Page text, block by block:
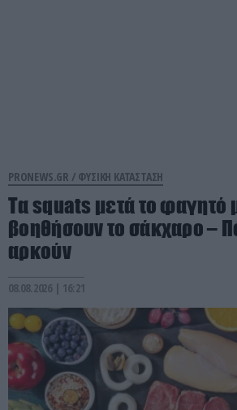
PRONEWS.GR / ΦΥΣΙΚΗ ΚΑΤΑΣΤΑΣΗ
Τα squats μετά το φαγητό
βοηθήσουν το σάκχαρο –
αρκούν
08.08.2026 | 16:21